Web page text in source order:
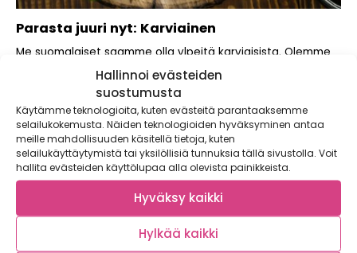
Hallinnoi evästeiden
suostumusta
Käytämme teknologioita, kuten evästeitä parantaaksemme
selailukokemusta. Näiden teknologioiden hyväksyminen antaa
meille mahdollisuuden käsitellä tietoja, kuten
selailukäyttäytymistä tai yksilöllisiä tunnuksia tällä sivustolla. Voit
hallita evästeiden käyttölupaa alla olevista painikkeista.
Hyväksy kaikki
Hylkää kaikki
Parasta juuri nyt: Karviainen
Me suomalaiset saamme olla ylpeitä karviaisista. Olemme
nimittäin onnistuneet kehittämään erittäin kestäviä ja
helppohoitoisia...